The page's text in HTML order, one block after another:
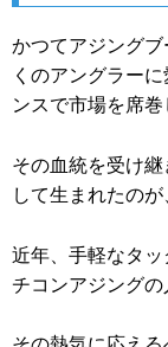
かつてアジング
くのアングラー
ンスで市場を席
その血統を受け
して生まれたの
近年、手軽なタ
チコンアジングの